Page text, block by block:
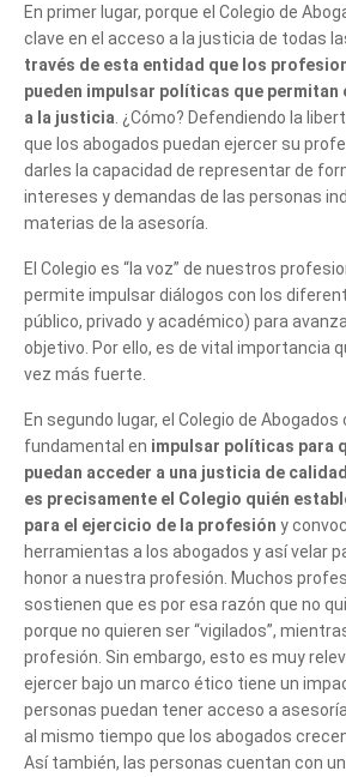
En primer lugar, porque el Colegio de
clave en el acceso a la justicia de todas
través de esta entidad que los
pueden impulsar políticas que
a la justicia . ¿Cómo? Defendiendo la
que los abogados puedan ejercer su
darles la capacidad de representar de
intereses y demandas de las personas
materias de la asesoría.
El Colegio es “la voz” de nuestros
permite impulsar diálogos con los
público, privado y académico) para
objetivo. Por ello, es de vital importancia
vez más fuerte.
En segundo lugar, el Colegio de Abogados
fundamental en impulsar políticas para
puedan acceder a una justicia de
es precisamente el Colegio quién
para el ejercicio de la profesión y
herramientas a los abogados y así velar
honor a nuestra profesión. Muchos
sostienen que es por esa razón que no
porque no quieren ser “vigilados”,
profesión. Sin embargo, esto es muy
ejercer bajo un marco ético tiene un
personas puedan tener acceso a
al mismo tiempo que los abogados
Así también, las personas cuentan con